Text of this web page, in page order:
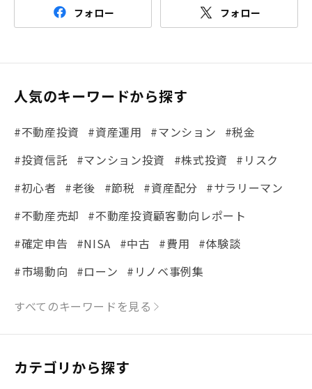
フォロー フォロー
人気のキーワードから探す
#不動産投資 #資産運用 #マンション
#税金
#投資信託
#マンション投資 #株式投資
#リスク
#初心者
#老後 #節税 #資産配分 #サラリーマン
#不動産売却
#不動産投資顧客動向レポート
#確定申告
#NISA #中古 #費用
#体験談
#市場動向
#ローン
#リノベ事例集
#シミュレーション #まちの住みやすさ発見！
すべてのキーワードを見る
カテゴリから探す